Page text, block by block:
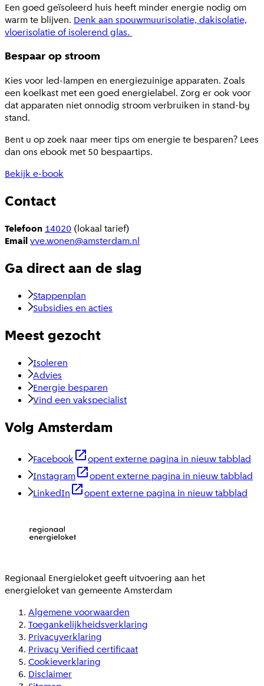
Een goed geïsoleerd huis heeft minder energie nodig om
warm te blijven. Denk aan spouwmuurisolatie, dakisolatie,
vloerisolatie of isolerend glas.
Bespaar op stroom
Kies voor led-lampen en energiezuinige apparaten. Zoals
een koelkast met een goed energielabel. Zorg er ook voor
dat apparaten niet onnodig stroom verbruiken in stand-by
stand.
Bent u op zoek naar meer tips om energie te besparen? Lees
dan ons ebook met 50 bespaartips.
Bekijk e-book
Contact
Telefoon 14020 (lokaal tarief)
Emailvve.wonen@amsterdam.nl
Ga direct aan de slag
Stappenplan
Subsidies en acties
Meest gezocht
Isoleren
Advies
Energie besparen
Vind een vakspecialist
Volg Amsterdam
Facebook
opent externe pagina in nieuw tabblad
Instagram
opent externe pagina in nieuw tabblad
LinkedIn
opent externe pagina in nieuw tabblad
Regionaal Energieloketgeeft uitvoering aan het
energieloket van gemeenteAmsterdam
Algemene voorwaarden
Toegankelijkheidsverklaring
Privacyverklaring
Privacy Verified certificaat
Cookieverklaring
Disclaimer